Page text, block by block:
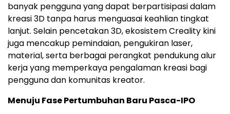
banyak pengguna yang dapat berpartisipasi dalam
kreasi 3D tanpa harus menguasai keahlian tingkat
lanjut. Selain pencetakan 3D, ekosistem Creality kini
juga mencakup pemindaian, pengukiran laser,
material, serta berbagai perangkat pendukung alur
kerja yang memperkaya pengalaman kreasi bagi
pengguna dan komunitas kreator.
Menuju Fase Pertumbuhan Baru Pasca-IPO